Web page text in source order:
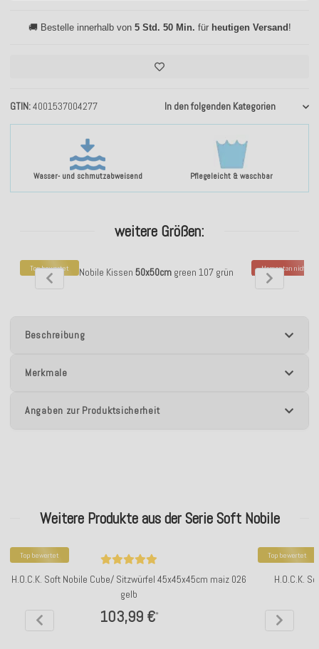
Wasser- und schmutzabweisend Pflegeleicht & waschbar
GTIN 4001537004277 In den folgenden Kategorien
🚚 Bestelle innerhalb von 5 Std. 50 Min. für heutigen Versand !
weitere Größen:
Top bewertet
H.O.C.K. Soft Nobile Kissen 50x50cm green 107 grün Momentan nicht
H.O.C.K. Soft
Beschreibung
Merkmale
Angaben zur Produktsicherheit
Weitere Produkte aus der Serie Soft Nobile
Top bewertet
H.O.C.K. Soft Nobile Cube/ Sitzwürfel 45x45x45cm maiz 026
gelb
103,99 €*
Top bewertet
H.O.C.K.